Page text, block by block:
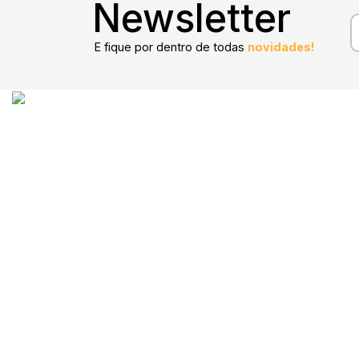
Newsletter
E fique por dentro de todas novidades!